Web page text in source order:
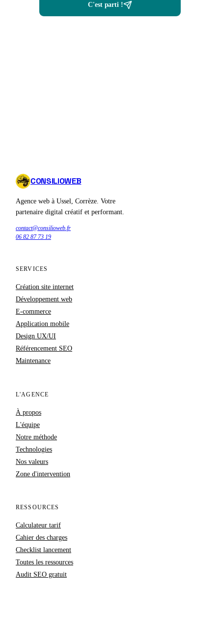
C'est parti !
CONSILIOWEB
Agence web à Ussel, Corrèze. Votre
partenaire digital créatif et performant.
contact@consilioweb.fr
06 82 87 73 19
SERVICES
Création site internet
Développement web
E-commerce
Application mobile
Design UX/UI
Référencement SEO
Maintenance
L'AGENCE
À propos
L'équipe
Notre méthode
Technologies
Nos valeurs
Zone d'intervention
RESSOURCES
Calculateur tarif
Cahier des charges
Checklist lancement
Toutes les ressources
Audit SEO gratuit